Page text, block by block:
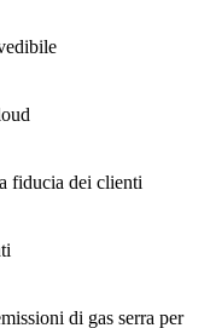
fiducia dei clienti
di gas serra per